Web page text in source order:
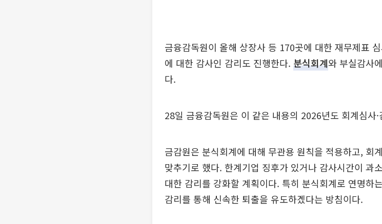
금융감독원이 올해 상장사 등 170곳에 대한 재무제표
에 대한 감사인 감리도 진행한다. 분식회계와 부실감사
다.
28일 금융감독원은 이 같은 내용의 2026년도 회계심사
금감원은 분식회계에 대해 무관용 원칙을 적용하고, 회
맞추기로 했다. 한계기업 징후가 있거나 감사시간이 과
대한 감리를 강화할 계획이다. 특히 분식회계로 연명하
감리를 통해 신속한 퇴출을 유도하겠다는 방침이다.